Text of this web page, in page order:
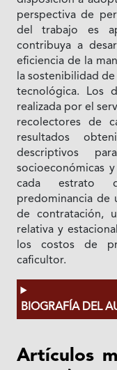
perspectiva de
del trabajo es
contribuya a
eficiencia de la
la sostenibilidad
tecnológica. Los
realizada por el
recolectores de
resultados
descriptivos
socioeconómicas
cada estrato
predominancia de
de contratación,
relativa y
los costos de
caficultor.
BIOGRAFÍA DEL
Artículos